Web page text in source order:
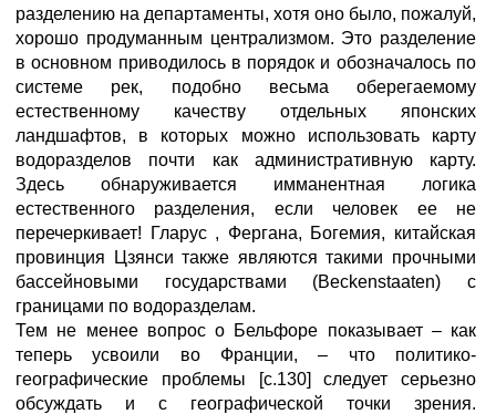
разделению на департаменты, хотя оно было, пожалуй,
хорошо продуманным централизмом. Это разделение
в основном приводилось в порядок и обозначалось по
системе рек, подобно весьма оберегаемому
естественному качеству отдельных японских
ландшафтов, в которых можно использовать карту
водоразделов почти как административную карту.
Здесь обнаруживается имманентная логика
естественного разделения, если человек ее не
перечеркивает! Гларус , Фергана, Богемия, китайская
провинция Цзянси также являются такими прочными
бассейновыми государствами (Beckenstaaten) с
границами по водоразделам.
Тем не менее вопрос о Бельфоре показывает – как
теперь усвоили во Франции, – что политико-
географические проблемы [с.130] следует серьезно
обсуждать и с географической точки зрения.